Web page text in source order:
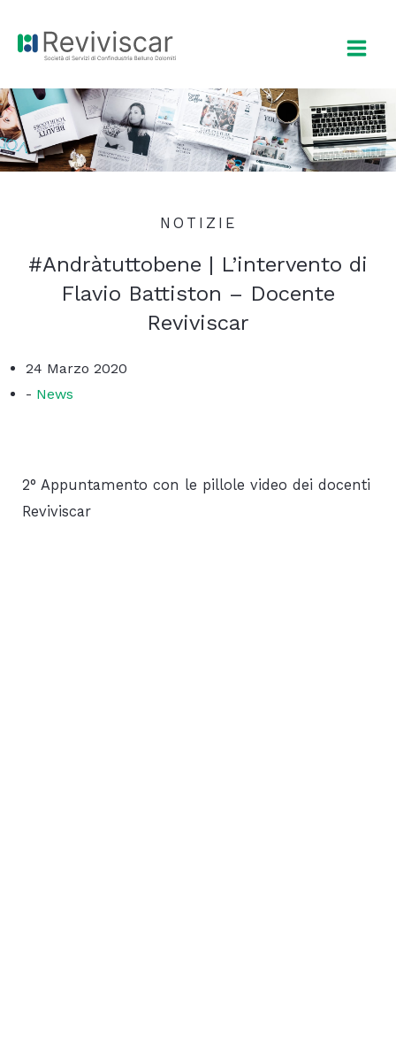
contenuto
NOTIZIE
#Andràtuttobene | L’intervento di
Flavio Battiston – Docente
Reviviscar
24 Marzo 2020
- News
2° Appuntamento con le pillole video dei docenti
Reviviscar